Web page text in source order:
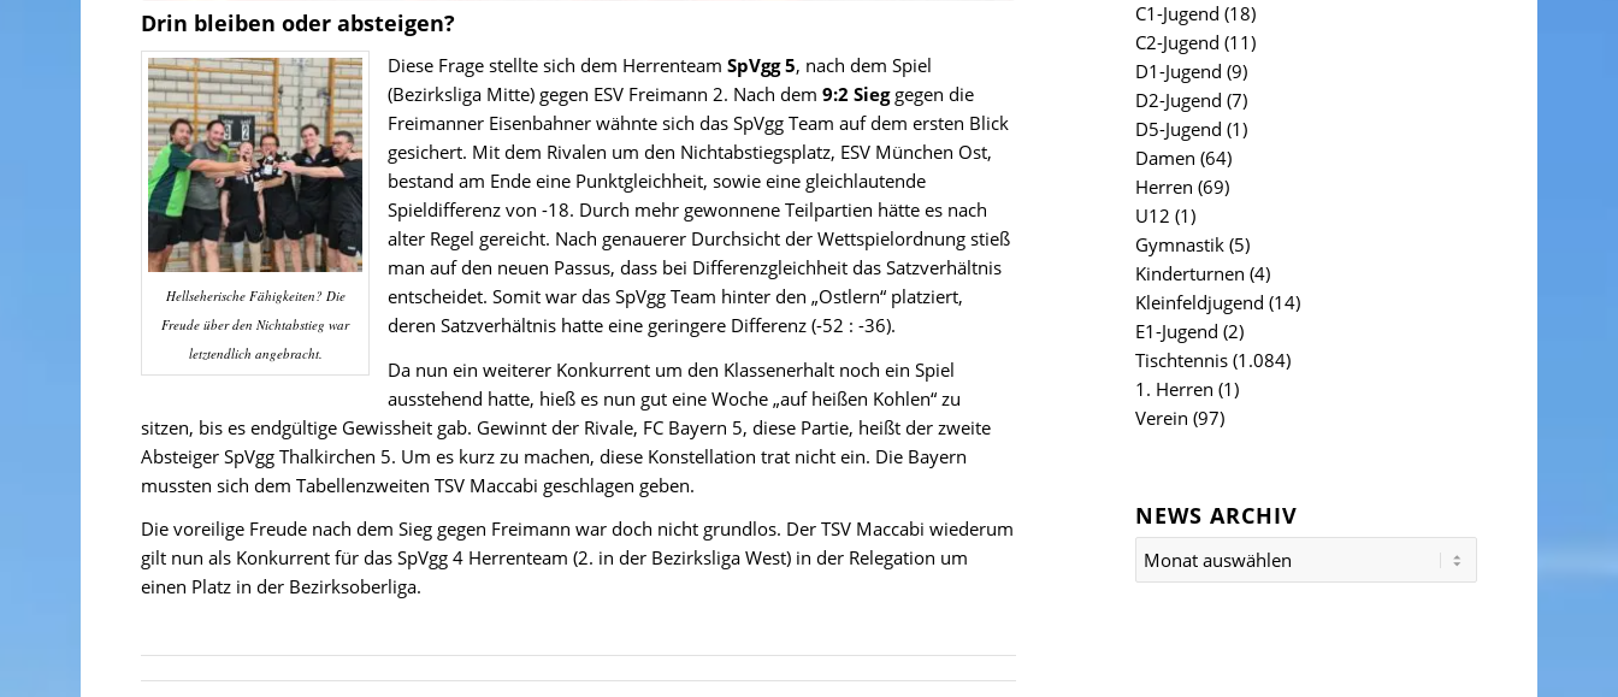
Drin bleiben oder absteigen?
Hellseherische Fähigkeiten? Die
Freude über den Nichtabstieg war
letztendlich angebracht.
Diese Frage stellte sich dem HerrenteamSpVgg 5, nach dem Spiel
(Bezirksliga Mitte) gegen ESV Freimann 2. Nach dem9:2 Sieggegen die
Freimanner Eisenbahner wähnte sich das SpVgg Team auf dem ersten Blick
gesichert. Mit dem Rivalen um den Nichtabstiegsplatz, ESV München Ost,
bestand am Ende eine Punktgleichheit, sowie eine gleichlautende
Spieldifferenz von -18. Durch mehr gewonnene Teilpartien hätte es nach
alter Regel gereicht. Nach genauerer Durchsicht der Wettspielordnung stieß
man auf den neuen Passus, dass bei Differenzgleichheit das Satzverhältnis
entscheidet. Somit war das SpVgg Team hinter den „Ostlern“ platziert,
deren Satzverhältnis hatte eine geringere Differenz (-52 : -36).
Da nun ein weiterer Konkurrent um den Klassenerhalt noch ein Spiel
ausstehend hatte, hieß es nun gut eine Woche „auf heißen Kohlen“ zu
sitzen, bis es endgültige Gewissheit gab. Gewinnt der Rivale, FC Bayern 5, diese Partie, heißt der zweite
Absteiger SpVgg Thalkirchen 5. Um es kurz zu machen, diese Konstellation trat nicht ein. Die Bayern
mussten sich dem Tabellenzweiten TSV Maccabi geschlagen geben.
Die voreilige Freude nach dem Sieg gegen Freimann war doch nicht grundlos. Der TSV Maccabi wiederum
gilt nun als Konkurrent für das SpVgg 4 Herrenteam (2. in der Bezirksliga West) in der Relegation um
einen Platz in der Bezirksoberliga.
C1-Jugend (18)
C2-Jugend (11)
D1-Jugend (9)
D2-Jugend (7)
D5-Jugend (1)
Damen (64)
Herren (69)
U12 (1)
Gymnastik(5)
Kinderturnen (4)
Kleinfeldjugend (14)
E1-Jugend (2)
Tischtennis(1.084)
1. Herren (1)
Verein (97)
NEWS ARCHIV